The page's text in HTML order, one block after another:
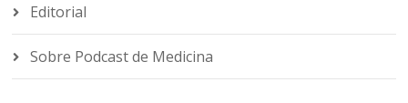
Editorial
Sobre Podcast de Medicina